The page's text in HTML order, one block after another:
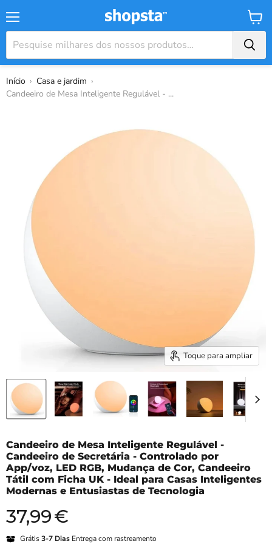
Início › Casa e jardim ›
Candeeiro de Mesa Inteligente Regulável - ...
Toque para ampliar
Candeeiro de Mesa Inteligente Regulável -
Candeeiro de Secretária - Controlado por
App/voz, LED RGB, Mudança de Cor, Candeeiro
Tátil com Ficha UK - Ideal para Casas Inteligentes
Modernas e Entusiastas de Tecnologia
Preço atual
37,99€
Grátis3-7 Dias Entrega com rastreamento